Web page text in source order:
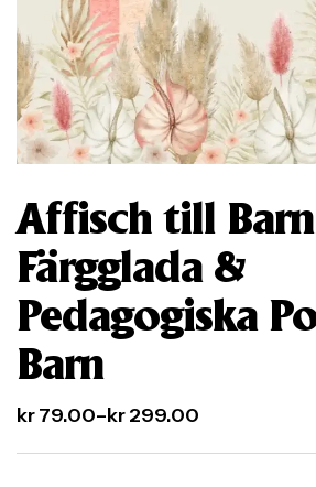
Affisch till
Färgglada &
Pedagogiska
Barn
kr79.00–kr299.00